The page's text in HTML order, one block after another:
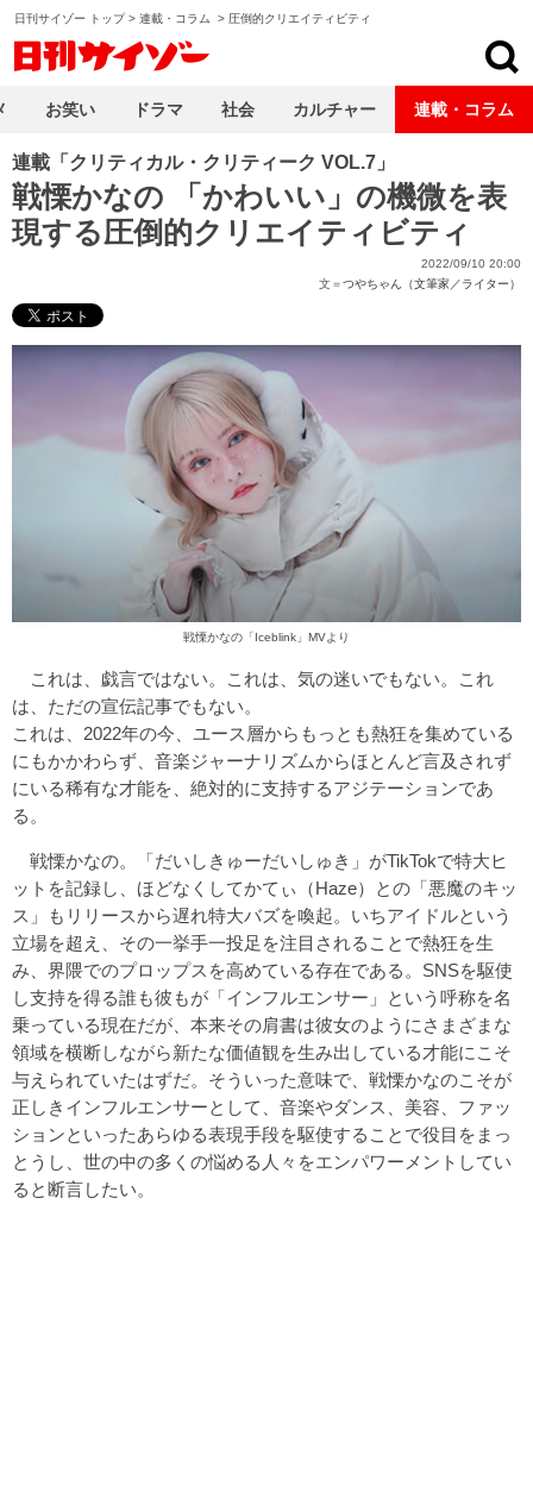
日刊サイゾー トップ> 連載・コラム > 圧倒的クリエイティビティ
連載「クリティカル・クリティーク VOL.7」
戦慄かなの 「かわいい」の機微を表
現する圧倒的クリエイティビティ
2022/09/10 20:00
文＝つやちゃん（文筆家／ライター）
戦慄かなの「Iceblink」MVより
これは、戯言ではない。これは、気の迷いでもない。これ
は、ただの宣伝記事でもない。
これは、2022年の今、ユース層からもっとも熱狂を集めている
にもかかわらず、音楽ジャーナリズムからほとんど言及されず
にいる稀有な才能を、絶対的に支持するアジテーションであ
る。
戦慄かなの。「だいしきゅーだいしゅき」がTikTokで特大ヒ
ットを記録し、ほどなくしてかてぃ（Haze）との「悪魔のキッ
ス」もリリースから遅れ特大バズを喚起。いちアイドルという
立場を超え、その一挙手一投足を注目されることで熱狂を生
み、界隈でのプロップスを高めている存在である。SNSを駆使
し支持を得る誰も彼もが「インフルエンサー」という呼称を名
乗っている現在だが、本来その肩書は彼女のようにさまざまな
領域を横断しながら新たな価値観を生み出している才能にこそ
与えられていたはずだ。そういった意味で、戦慄かなのこそが
正しきインフルエンサーとして、音楽やダンス、美容、ファッ
ションといったあらゆる表現手段を駆使することで役目をまっ
とうし、世の中の多くの悩める人々をエンパワーメントしてい
ると断言したい。
お笑い ドラマ 社会 カルチャー 連載・コラム